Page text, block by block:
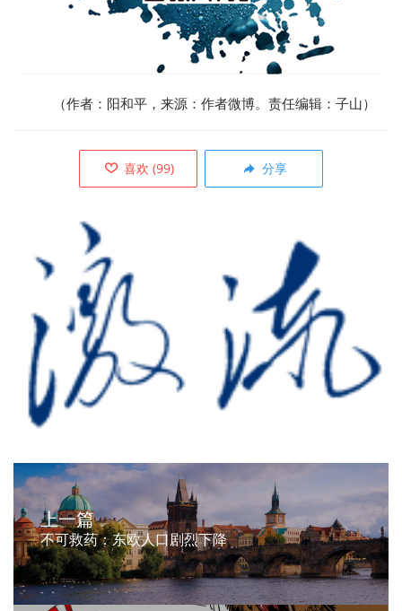
（作者：阳和平，来源：作者微博。责任编辑：子山）
喜欢 (99) 分享
上一篇
不可救药：东欧人口剧烈下降